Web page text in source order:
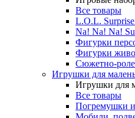
Все товары
L.O.L.
Na! Na! Na!
Фигурки
Фигурки
Сюжетно-
Игрушки для
Игрушки для
Все товары
Погремушки